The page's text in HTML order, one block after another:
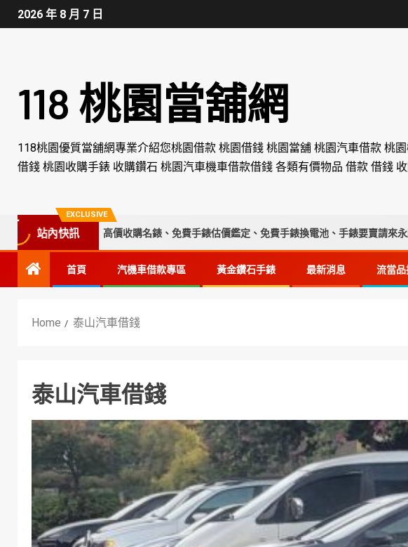
2026 年 8 月 7 日
118 桃園當舖網
118桃園優質當舖網專業介紹您桃園借款 桃園借錢 桃園當舖 桃園汽車借款 桃
借錢 桃園收購手錶 收購鑽石 桃園汽車機車借款借錢 各類有價物品 借款 借錢
EXCLUSIVE
站內快訊
購手錶專家｜高價收購名錶、免費手錶估價鑑定、免費手錶換電池、手錶要賣請來永順腕錶
首頁 汽機車借款專區 黃金鑽石手錶 最新消息 流當品
Home 泰山汽車借錢
泰山汽車借錢